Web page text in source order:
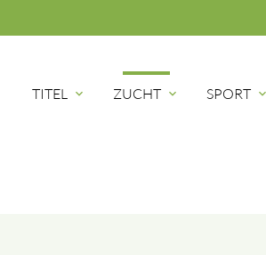
TITEL expand_more ZUCHT expand_more SPORT expand_more